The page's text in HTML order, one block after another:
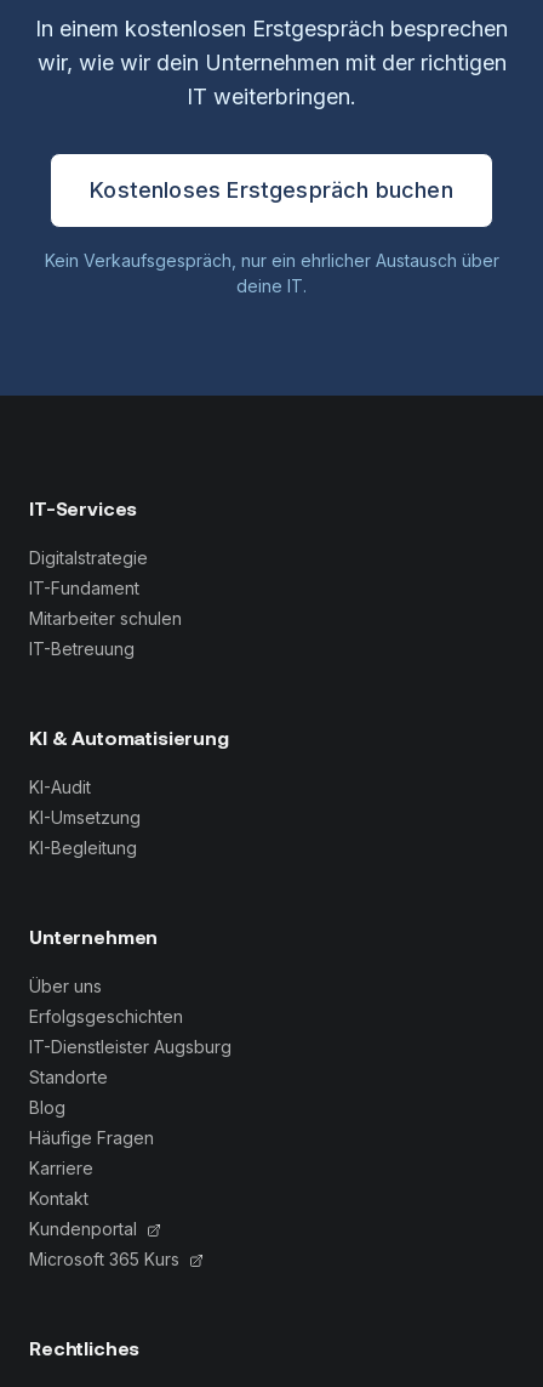
In einem kostenlosen Erstgespräch besprechen
wir, wie wir dein Unternehmen mit der richtigen
IT weiterbringen.
Kostenloses Erstgespräch buchen
Kein Verkaufsgespräch, nur ein ehrlicher Austausch über
deine IT.
IT-Services
Digitalstrategie
IT-Fundament
Mitarbeiter schulen
IT-Betreuung
KI & Automatisierung
KI-Audit
KI-Umsetzung
KI-Begleitung
Unternehmen
Über uns
Erfolgsgeschichten
IT-Dienstleister Augsburg
Standorte
Blog
Häufige Fragen
Karriere
Kontakt
Kundenportal
Microsoft 365 Kurs
Rechtliches